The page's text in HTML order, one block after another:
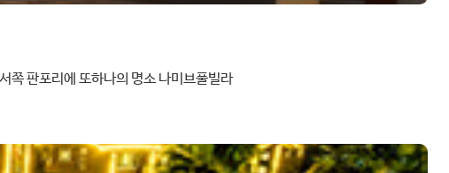
쪽 판포리에 또하나의 명소 나미브풀빌라